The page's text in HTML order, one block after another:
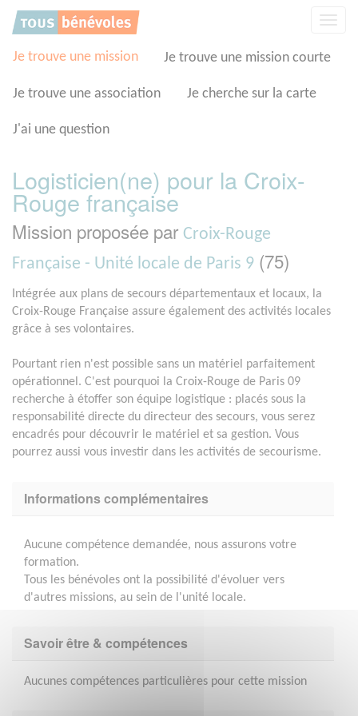
Je trouve une mission Je trouve une mission courte
Je trouve une association Je cherche sur la carte
J'ai une question
Logisticien(ne) pour la Croix-
Rouge française
Mission proposée par Croix-Rouge
Française - Unité locale de Paris 9 (75)
Intégrée aux plans de secours départementaux et locaux, la
Croix-Rouge Française assure également des activités locales
grâce à ses volontaires.
Pourtant rien n'est possible sans un matériel parfaitement
opérationnel. C'est pourquoi la Croix-Rouge de Paris 09
recherche à étoffer son équipe logistique : placés sous la
responsabilité directe du directeur des secours, vous serez
encadrés pour découvrir le matériel et sa gestion. Vous
pourrez aussi vous investir dans les activités de secourisme.
Informations complémentaires
Aucune compétence demandée, nous assurons votre
formation.
Tous les bénévoles ont la possibilité d'évoluer vers
d'autres missions, au sein de l'unité locale.
Savoir être & compétences
Aucunes compétences particulières pour cette mission
Panneau de gestion des cookies